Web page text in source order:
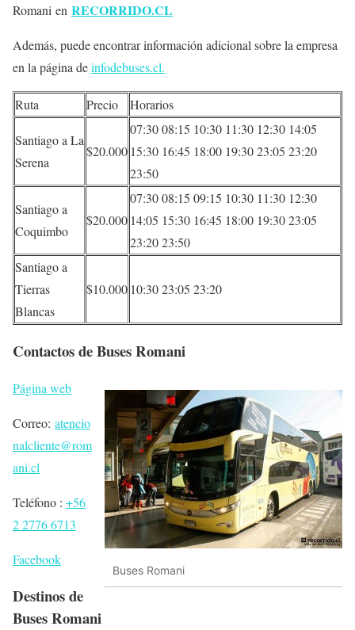
Romani en RECORRIDO.CL
Además, puede encontrar información adicional sobre la empresa
en la página deinfodebuses.cl.
Ruta Precio Horarios
Santiago a La
Serena
$20.000
07:30 08:15 10:30 11:30 12:30 14:05
15:30 16:45 18:00 19:30 23:05 23:20
23:50
Santiago a
Coquimbo
$20.000
07:30 08:15 09:15 10:30 11:30 12:30
14:05 15:30 16:45 18:00 19:30 23:05
23:20 23:50
Santiago a
Tierras
Blancas
$10.000 10:30 23:05 23:20
Contactos de Buses Romani
Buses Romani
Página web
Correo: atencio
nalcliente@rom
ani.cl
Teléfono : +56
2 2776 6713
Facebook
Destinos de
Buses Romani